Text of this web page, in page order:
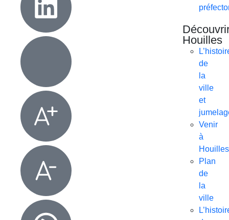
Houilles
de
la
ville
et
Venir
à
Houilles
Plan
de
la
ville